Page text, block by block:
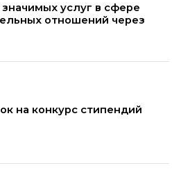
услуг в сфере
отношений через
на конкурс стипендий